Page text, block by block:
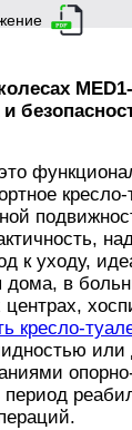
и
кресло-
к уходу,
дома, в
кресло-
или